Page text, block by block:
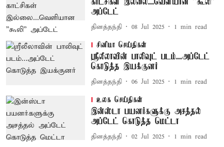
காட்சிகள் இல்லை...வெளியான ''கூலி''
அப்டேட்
தினத்தந்தி 08 Jul 2025 1 min read
சினிமா செய்திகள்
ஸ்ரீலீலாவின் பாலிவுட் படம்...அப்டேட்
கொடுத்த இயக்குனர்
தினத்தந்தி 06 Jul 2025 1 min read
உலக செய்திகள்
இன்ஸ்டா பயனர்களுக்கு அசத்தல்
அப்டேட் கொடுத்த மெட்டா
தினத்தந்தி 02 Jul 2025 1 min read